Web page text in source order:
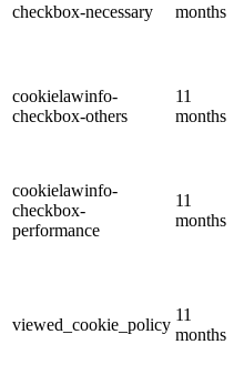
checkbox-necessary
months
cookielawinfo-
checkbox-others
11
months
cookielawinfo-
checkbox-
performance
11
months
viewed_cookie_policy
11
months